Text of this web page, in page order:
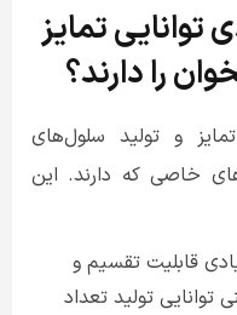
توانایی تمایز
را دارند؟
و تولید سلول‌های
خاصی که دارند. این
قابلیت تقسیم و
توانایی تولید تعداد